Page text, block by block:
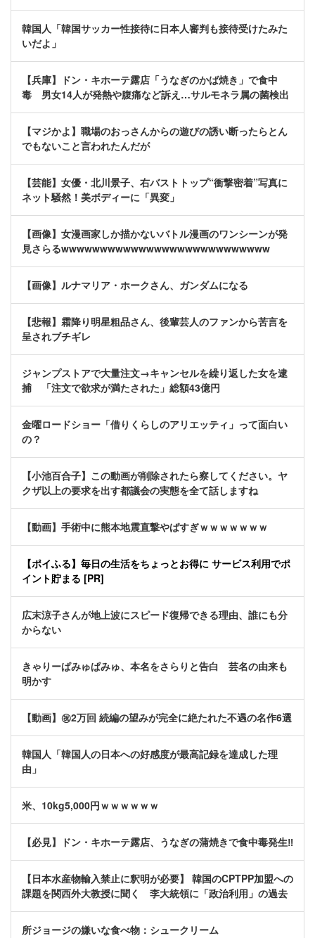
韓国人「韓国サッカー性接待に日本人審判も接待受けたみた
いだよ」
【兵庫】ドン・キホーテ露店「うなぎのかば焼き」で食中
毒 男女14人が発熱や腹痛など訴え…サルモネラ属の菌検出
【マジかよ】職場のおっさんからの遊びの誘い断ったらとん
でもないこと言われたんだが
【芸能】女優・北川景子、右バストトップ“衝撃密着”写真に
ネット騒然！美ボディーに「異変」
【画像】女漫画家しか描かないバトル漫画のワンシーンが発
見さらるwwwwwwwwwwwwwwwwwwwwwwwwwww
【画像】ルナマリア・ホークさん、ガンダムになる
【悲報】霜降り明星粗品さん、後輩芸人のファンから苦言を
呈されブチギレ
ジャンプストアで大量注文→キャンセルを繰り返した女を逮
捕 「注文で欲求が満たされた」総額43億円
金曜ロードショー「借りくらしのアリエッティ」って面白い
の？
【小池百合子】この動画が削除されたら察してください。ヤ
クザ以上の要求を出す都議会の実態を全て話しますね
【動画】手術中に熊本地震直撃やばすぎｗｗｗｗｗｗｗ
【ポイふる】毎日の生活をちょっとお得に サービス利用でポ
イント貯まる [PR]
広末涼子さんが地上波にスピード復帰できる理由、誰にも分
からない
きゃりーぱみゅぱみゅ、本名をさらりと告白 芸名の由来も
明かす
【動画】㊗️2万回 続編の望みが完全に絶たれた不遇の名作6選
韓国人「韓国人の日本への好感度が最高記録を達成した理
由」
米、10kg5,000円ｗｗｗｗｗｗ
【必見】ドン・キホーテ露店、うなぎの蒲焼きで食中毒発生‼
【日本水産物輸入禁止に釈明が必要】 韓国のCPTPP加盟への
課題を関西外大教授に聞く 李大統領に「政治利用」の過去
所ジョージの嫌いな食べ物：シュークリーム